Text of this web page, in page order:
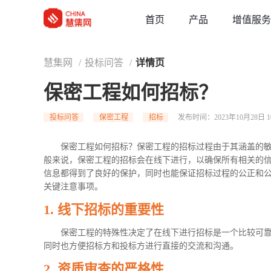
首页 产品 增值服务
慧集网 / 投标问答 / 详情页
保密工程如何招标？
投标问答 保密工程 招标 发布时间：2023年10月28日
保密工程如何招标？保密工程的招标过程由于其涵盖的
般来说，保密工程的招标会在线下进行，以确保所有相关的
信息都得到了良好的保护，同时也能保证招标过程的公正和
关键注意事项。
1. 线下招标的重要性
保密工程的特殊性决定了在线下进行招标是一个比较可
同时也方便招标方和投标方进行直接的交流和沟通。